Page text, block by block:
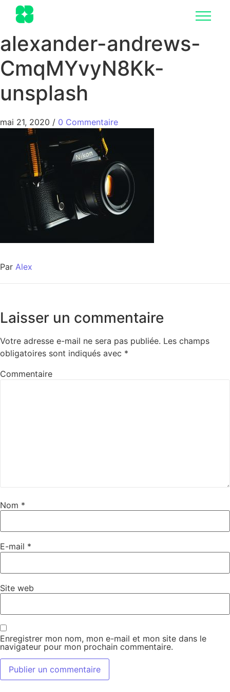
alexander-andrews-
CmqMYvyN8Kk-
unsplash
mai 21, 2020 / 0 Commentaire
Par Alex
Laisser un commentaire
Votre adresse e-mail ne sera pas publiée. Les champs
obligatoires sont indiqués avec *
Commentaire
Nom *
E-mail *
Site web
Enregistrer mon nom, mon e-mail et mon site dans le
navigateur pour mon prochain commentaire.